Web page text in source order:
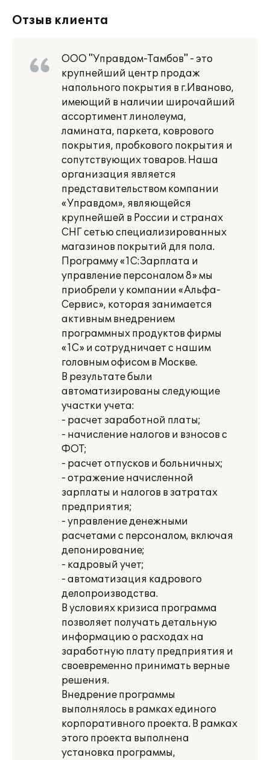
Отзыв клиента
ООО "Управдом-Тамбов" - это
крупнейший центр продаж
напольного покрытия в г.Иваново,
имеющий в наличии широчайший
ассортимент линолеума,
ламината, паркета, коврового
покрытия, пробкового покрытия и
сопутствующих товаров. Наша
организация является
представительством компании
«Управдом», являющейся
крупнейшей в России и странах
СНГ сетью специализированных
магазинов покрытий для пола.
Программу «1С:Зарплата и
управление персоналом 8» мы
приобрели у компании «Альфа-
Сервис», которая занимается
активным внедрением
программных продуктов фирмы
«1С» и сотрудничает с нашим
головным офисом в Москве.
В результате были
автоматизированы следующие
участки учета:
- расчет заработной платы;
- начисление налогов и взносов с
ФОТ;
- расчет отпусков и больничных;
- отражение начисленной
зарплаты и налогов в затратах
предприятия;
- управление денежными
расчетами с персоналом, включая
депонирование;
- кадровый учет;
- автоматизация кадрового
делопроизводства.
В условиях кризиса программа
позволяет получать детальную
информацию о расходах на
заработную плату предприятия и
своевременно принимать верные
решения.
Внедрение программы
выполнялось в рамках единого
корпоративного проекта. В рамках
этого проекта выполнена
установка программы,